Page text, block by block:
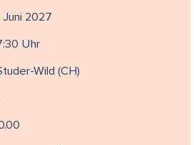
Juni 2027
Uhr
Wild (CH)